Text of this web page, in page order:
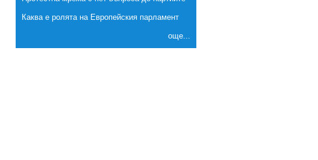
Каква е ролята на Европейския парламент
още...